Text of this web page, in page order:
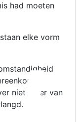
had moeten
elke vorm
niet meer van